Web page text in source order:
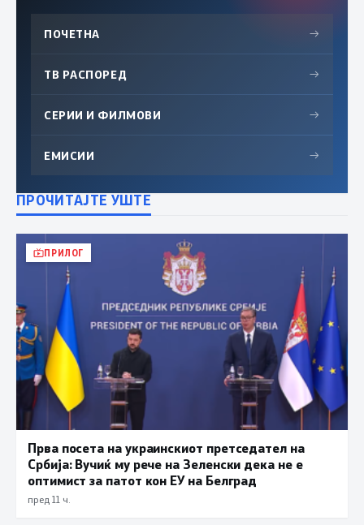
ПОЧЕТНА →
ТВ РАСПОРЕД →
СЕРИИ И ФИЛМОВИ →
ЕМИСИИ →
ПРОЧИТАЈТЕ УШТЕ
ПРИЛОГ
Прва посета на украинскиот претседател на
Србија: Вучиќ му рече на Зеленски дека не е
оптимист за патот кон ЕУ на Белград
пред 11 ч.